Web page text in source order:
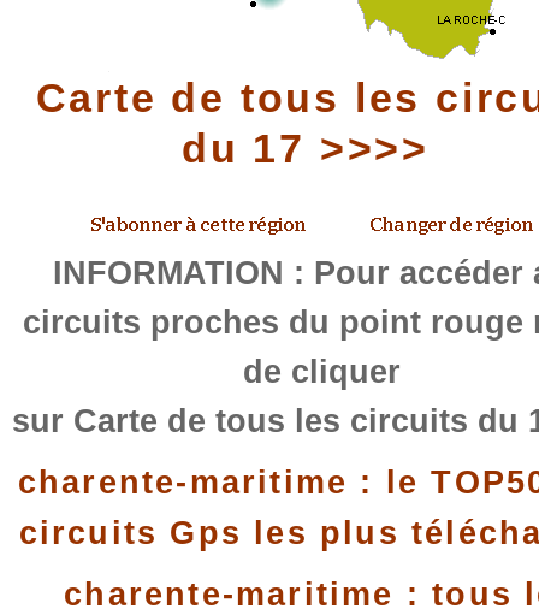
Carte de tous les
du 17 >>>>
INFORMATION : Pour accéder
circuits proches du point rouge
de cliquer
sur Carte de tous les circuits du
charente-maritime : le
circuits Gps les plus
charente-maritime : tous